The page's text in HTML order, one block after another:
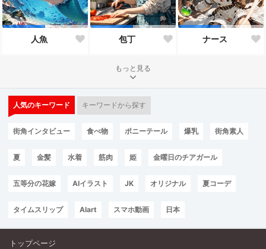
人魚 包丁 ナース
もっと見る
人気のキーワード キーワードから探す
街角インタビュー 食べ物 ポニーテール 爆乳 街角素人
夏 金髪 水着 筋肉 姫 金曜日のチアガール
五等分の花嫁 AIイラスト JK オリジナル 夏コーデ
タイムスリップ AIart スマホ動画 日本
トップページ